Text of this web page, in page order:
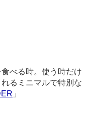
べる時。使う時だけ
るミニマルで特別な
」